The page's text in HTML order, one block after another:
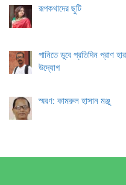
রূপকথাদের ছুটি
পানিতে ডুবে প্রতিদিন প্রাণ
উদ্যোগ
স্মরণ: কামরুল হাসান মঞ্জু